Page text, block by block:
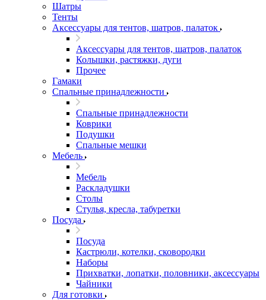
Шатры
Тенты
Аксессуары для тентов, шатров, палаток
Аксессуары для тентов, шатров, палаток
Колышки, растяжки, дуги
Прочее
Гамаки
Спальные принадлежности
Спальные принадлежности
Коврики
Подушки
Спальные мешки
Мебель
Мебель
Раскладушки
Столы
Стулья, кресла, табуретки
Посуда
Посуда
Кастрюли, котелки, сковородки
Наборы
Прихватки, лопатки, половники, аксессуары
Чайники
Для готовки